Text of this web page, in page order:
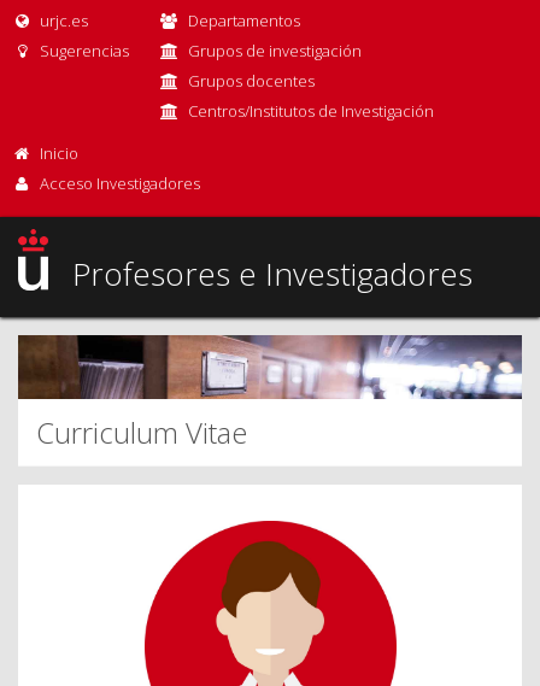
urjc.es
Sugerencias
Departamentos
Grupos de investigación
Grupos docentes
Centros/Institutos de Investigación
Inicio
Acceso Investigadores
Profesores e Investigadores
Curriculum Vitae